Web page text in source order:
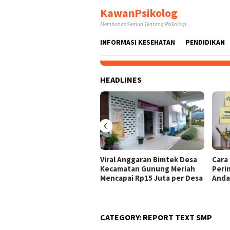
KawanPsikolog
Membahas Semua Tentang Psikologi
INFORMASI KESEHATAN PENDIDIKAN
HEADLINES
Viral Anggaran Bimtek Desa
Kecamatan Gunung Meriah
Mencapai Rp15 Juta per Desa
Anda
‹
CATEGORY: REPORT TEXT SMP